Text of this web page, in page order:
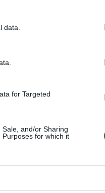
data.
for Targeted
and/or Sharing
for which it
visos Lietuvos:
vertė ištisus
00:00:57
orais užbaigsime